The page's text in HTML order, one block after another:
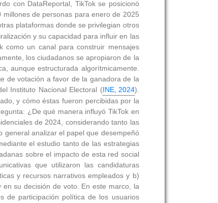
con DataReportal, TikTok se posicionó
de personas para enero de 2025
plataformas donde se privilegian otros
y su capacidad para influir en las
como un canal para construir mensajes
los ciudadanos se apropiaron de la
aunque estructurada algorítmicamente.
de votación a favor de la ganadora de la
Instituto Nacional Electoral (INE, 2024).
y cómo éstas fueron percibidas por la
¿De qué manera influyó TikTok en
de 2024, considerando tanto las
general analizar el papel que desempeñó
el estudio tanto de las estrategias
sobre el impacto de esta red social
que utilizaron las candidaturas
y recursos narrativos empleados y b)
su decisión de voto. En este marco, la
de participación política de los usuarios